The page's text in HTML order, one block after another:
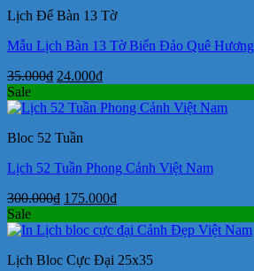
23.000₫.
Lịch Để Bàn 13 Tờ
Mẫu Lịch Bàn 13 Tờ Biển Đảo Quê Hương
35.000₫ Giá
là:
24.000₫Giá
tại
Sale
Bloc 52 Tuần
Lịch 52 Tuần Phong Cảnh Việt Nam
300.000₫ Giá
là:
175.000₫Giá
tại
175.000₫.
Sale
Lịch Bloc Cực Đại 25x35